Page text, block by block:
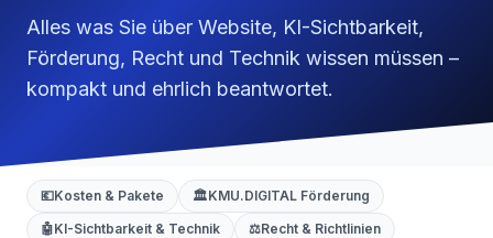
Alles was Sie über Website, KI-Sichtbarkeit,
Förderung, Recht und Technik wissen müssen –
kompakt und ehrlich beantwortet.
💶Kosten & Pakete 🏛️KMU.DIGITAL Förderung
🤖KI-Sichtbarkeit & Technik ⚖️Recht & Richtlinien